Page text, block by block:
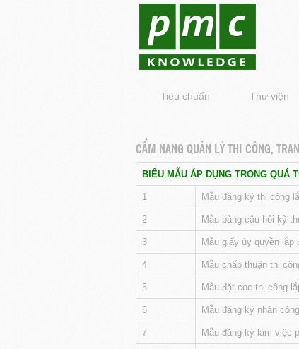
Tiêu chuẩn Thư viện
CẨM NANG QUẢN LÝ THI CÔNG,
BIỂU MẪU ÁP DỤNG TRONG QUÁ
1 Mẫu đăng ký thi công
2 Mẫu bảng câu hỏi kỹ
3 Mẫu giấy ủy quyền lắp
4 Mẫu chấp thuận thi
5 Mẫu đặt cọc thi công
6 Mẫu đăng ký nhân công
7 Mẫu đăng ký làm việc